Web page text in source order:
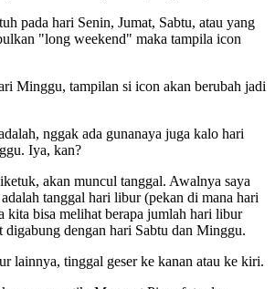
pada hari Senin, Jumat, Sabtu, atau yang
"long weekend" maka tampila icon
Minggu, tampilan si icon akan berubah jadi
nggak ada gunanaya juga kalo hari
Iya, kan?
akan muncul tanggal. Awalnya saya
tanggal hari libur (pekan di mana hari
kita bisa melihat berapa jumlah hari libur
digabung dengan hari Sabtu dan Minggu.
lainnya, tinggal geser ke kanan atau ke kiri.